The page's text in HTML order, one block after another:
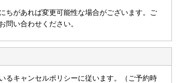
ちがあれば変更可能性な場合がございます。ご
問い合わせください。
るキャンセルポリシーに従います。（ご予約時